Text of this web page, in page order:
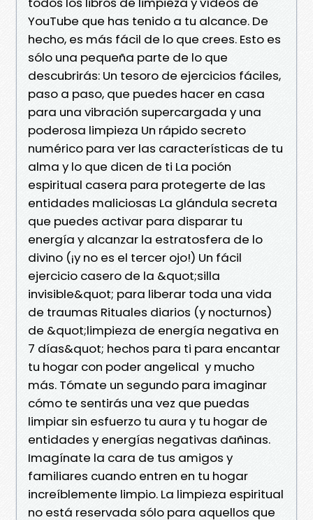
YouTube que has tenido a tu alcance. De
hecho, es más fácil de lo que crees. Esto es
sólo una pequeña parte de lo que
descubrirás: Un tesoro de ejercicios fáciles,
paso a paso, que puedes hacer en casa
para una vibración supercargada y una
poderosa limpieza Un rápido secreto
numérico para ver las características de tu
alma y lo que dicen de ti La poción
espiritual casera para protegerte de las
entidades maliciosas La glándula secreta
que puedes activar para disparar tu
energía y alcanzar la estratosfera de lo
divino (¡y no es el tercer ojo!) Un fácil
ejercicio casero de la &quot;silla
invisible&quot; para liberar toda una vida
de traumas Rituales diarios (y nocturnos)
de &quot;limpieza de energía negativa en
7 días&quot; hechos para ti para encantar
tu hogar con poder angelical y mucho
más. Tómate un segundo para imaginar
cómo te sentirás una vez que puedas
limpiar sin esfuerzo tu aura y tu hogar de
entidades y energías negativas dañinas.
Imagínate la cara de tus amigos y
familiares cuando entren en tu hogar
increíblemente limpio. La limpieza espiritual
no está reservada sólo para aquellos que